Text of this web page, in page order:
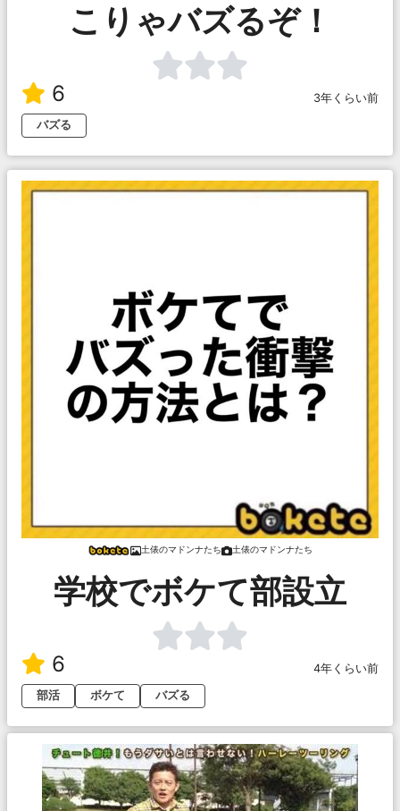
こりゃバズるぞ！
6
3年くらい前
バズる
土俵のマドンナたち 土俵のマドンナたち
学校でボケて部設立
6
4年くらい前
部活
ボケて バズる